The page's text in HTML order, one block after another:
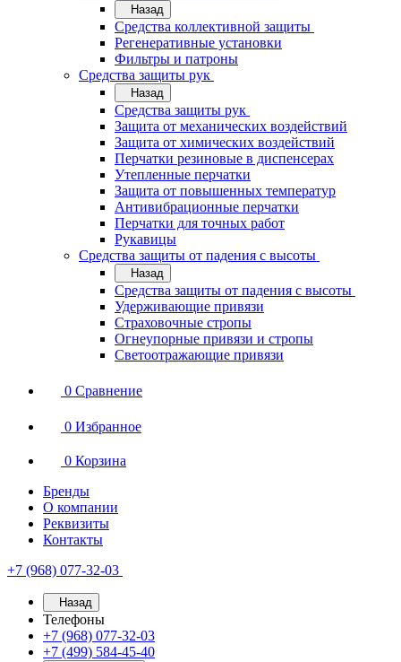
Назад
Средства коллективной защиты
Регенеративные установки
Фильтры и патроны
Средства защиты рук
Назад
Средства защиты рук
Защита от механических воздействий
Защита от химических воздействий
Перчатки резиновые в диспенсерах
Утепленные перчатки
Защита от повышенных температур
Антивибрационные перчатки
Перчатки для точных работ
Рукавицы
Средства защиты от падения с высоты
Назад
Средства защиты от падения с высоты
Удерживающие привязи
Страховочные стропы
Огнеупорные привязи и стропы
Светоотражающие привязи
0 Сравнение
0 Избранное
0 Корзина
Бренды
О компании
Реквизиты
Контакты
+7 (968) 077-32-03
Назад
Телефоны
+7 (968) 077-32-03
+7 (499) 584-45-40